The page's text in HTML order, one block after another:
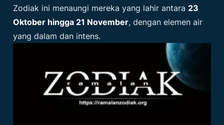
Zodiak ini menaungi mereka yang lahir antara23
Oktober hingga 21 November, dengan elemen air
yang dalam dan intens.